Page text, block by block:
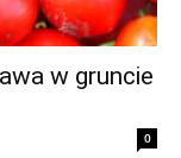
w gruncie
0